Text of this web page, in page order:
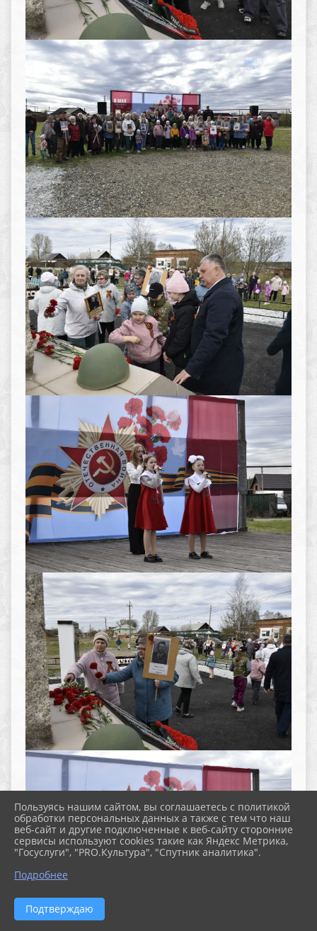
Пользуясь нашим сайтом, вы соглашаетесь с политикой
обработки персональных данных а также с тем что наш
веб-сайт и другие подключенные к веб-сайту сторонние
сервисы используют cookies такие как Яндекс Метрика,
"Госуслуги", "PRO.Культура", "Спутник аналитика".
Подробнее
Подтверждаю